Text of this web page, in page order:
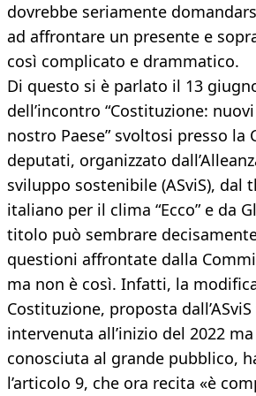
dovrebbe seriamente
ad affrontare un presente e
così complicato e drammatico.
Di questo si è parlato il 13
dell’incontro “Costituzione:
nostro Paese” svoltosi presso la
deputati, organizzato
sviluppo sostenibile (ASviS), dal
italiano per il clima “Ecco” e da
titolo può sembrare
questioni affrontate dalla
ma non è così. Infatti, la
Costituzione, proposta
intervenuta all’inizio del 2022
conosciuta al grande pubblico,
l’articolo 9, che ora recita «è